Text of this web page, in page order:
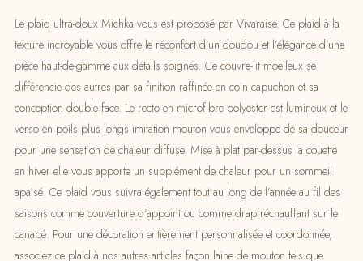
Le plaid ultra-doux Michka vous est proposé par Vivaraise. Ce plaid à la
texture incroyable vous offre le réconfort d’un doudou et l’élégance d’une
pièce haut-de-gamme aux détails soignés. Ce couvre-lit moelleux se
différencie des autres par sa finition raffinée en coin capuchon et sa
conception double face. Le recto en microfibre polyester est lumineux et le
verso en poils plus longs imitation mouton vous enveloppe de sa douceur
pour une sensation de chaleur diffuse. Mise à plat par-dessus la couette
en hiver elle vous apporte un supplément de chaleur pour un sommeil
apaisé. Ce plaid vous suivra également tout au long de l’année au fil des
saisons comme couverture d’appoint ou comme drap réchauffant sur le
canapé. Pour une décoration entièrement personnalisée et coordonnée,
associez ce plaid à nos autres articles façon laine de mouton tels que